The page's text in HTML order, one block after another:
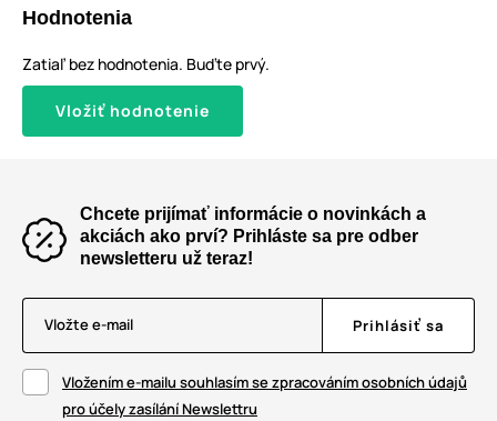
Hodnotenia
Zatiaľ bez hodnotenia. Buďte prvý.
Vložiť hodnotenie
Chcete prijímať informácie o novinkách a
akciách ako prví? Prihláste sa pre odber
newsletteru už teraz!
Vložte e-mail Prihlásiť sa
Vložením e-mailu souhlasím se zpracováním osobních údajů
pro účely zasílání Newslettru